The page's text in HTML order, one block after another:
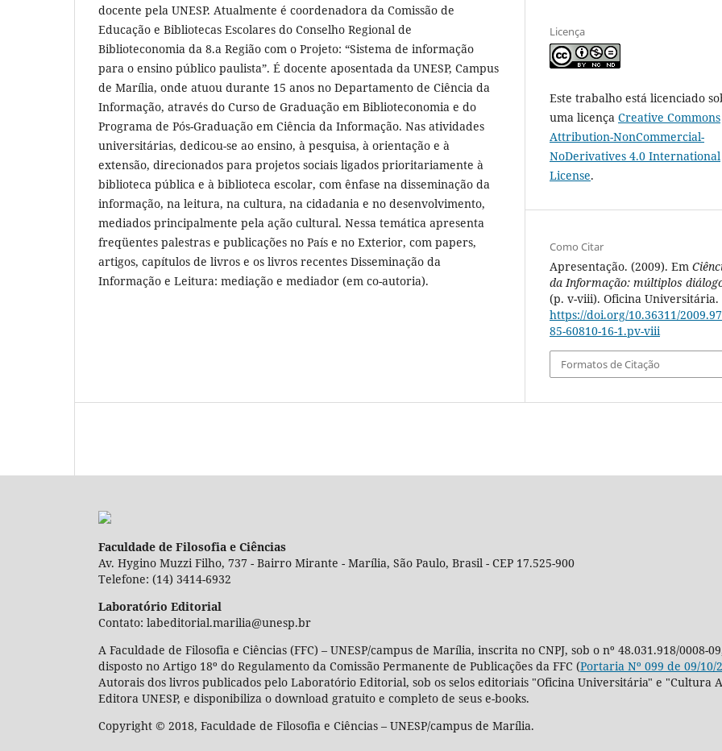
docente pela UNESP. Atualmente é coordenadora da Comissão de
Educação e Bibliotecas Escolares do Conselho Regional de
Biblioteconomia da 8.a Região com o Projeto: “Sistema de informação
para o ensino público paulista”. É docente aposentada da UNESP, Campus
de Marília, onde atuou durante 15 anos no Departamento de Ciência da
Informação, através do Curso de Graduação em Biblioteconomia e do
Programa de Pós-Graduação em Ciência da Informação. Nas atividades
universitárias, dedicou-se ao ensino, à pesquisa, à orientação e à
extensão, direcionados para projetos sociais ligados prioritariamente à
biblioteca pública e à biblioteca escolar, com ênfase na disseminação da
informação, na leitura, na cultura, na cidadania e no desenvolvimento,
mediados principalmente pela ação cultural. Nessa temática apresenta
freqüentes palestras e publicações no País e no Exterior, com papers,
artigos, capítulos de livros e os livros recentes Disseminação da
Informação e Leitura: mediação e mediador (em co-autoria).
Licença
Este trabalho está licenciado
uma licença Creative Commons
Attribution-NonCommercial-
NoDerivatives 4.0 International
License.
Como Citar
Apresentação. (2009). Em
da Informação: múltiplos
(p. v-viii). Oficina Universitária.
https://doi.org/10.36311/
85-60810-16-1.pv-viii
Formatos de Citação
Faculdade de Filosofia e Ciências
Av. Hygino Muzzi Filho, 737 - Bairro Mirante - Marília, São Paulo, Brasil - CEP 17.525-900
Telefone: (14) 3414-6932
Laboratório Editorial
Contato: labeditorial.marilia@unesp.br
A Faculdade de Filosofia e Ciências (FFC) – UNESP/campus de Marília, inscrita no CNPJ, sob o nº 48.031.918/0008-
disposto no Artigo 18º do Regulamento da Comissão Permanente de Publicações da FFC (Portaria Nº 099 de 09/10/
Autorais dos livros publicados pelo Laboratório Editorial, sob os selos editoriais "Oficina Universitária" e "Cultura
Editora UNESP, e disponibiliza o download gratuito e completo de seus e-books.
Copyright © 2018, Faculdade de Filosofia e Ciências – UNESP/campus de Marília.